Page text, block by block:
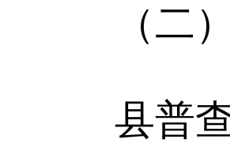
（二
县普